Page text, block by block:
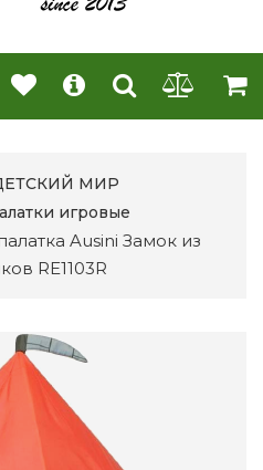
МИР
игровые
Ausini Замок из
RE1103R